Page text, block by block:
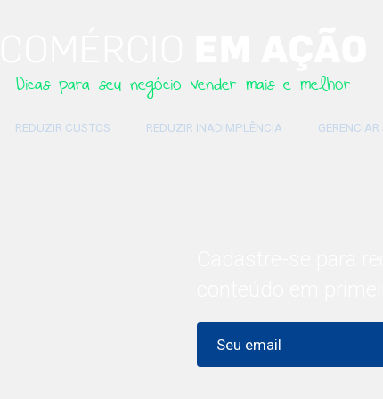
Dicas para seu negócio vender mais e melhor
REDUZIR CUSTOS REDUZIR INADIMPLÊNCIA